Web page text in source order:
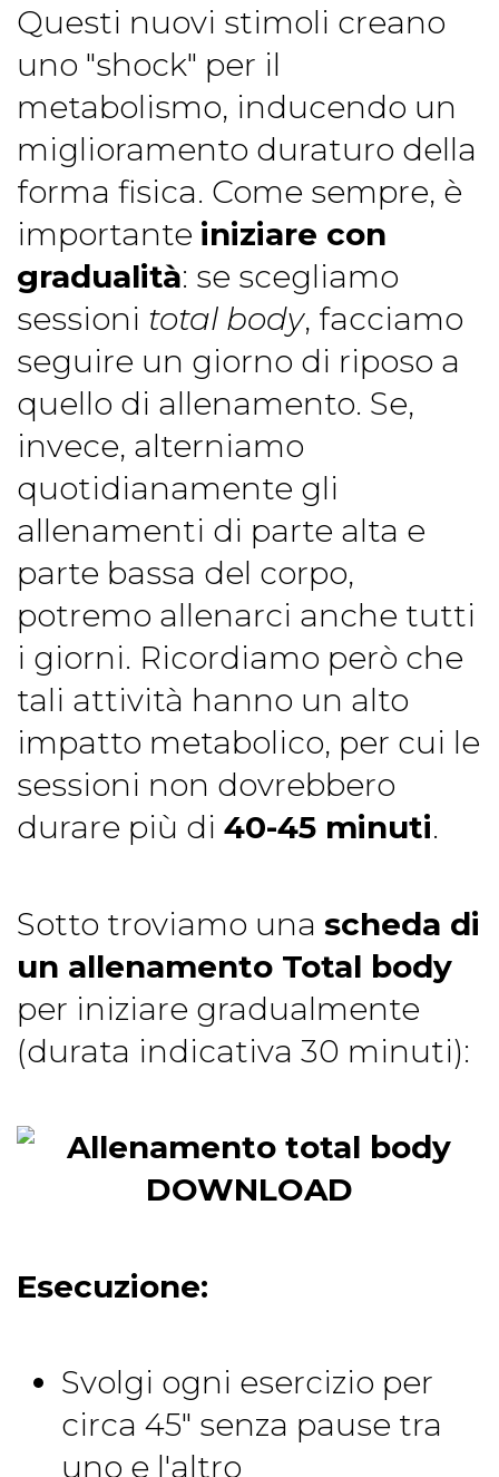
Questi nuovi stimoli creano
uno "shock" per il
metabolismo, inducendo un
miglioramento duraturo della
forma fisica. Come sempre, è
importante iniziare con
gradualità: se scegliamo
sessioni total body, facciamo
seguire un giorno di riposo a
quello di allenamento. Se,
invece, alterniamo
quotidianamente gli
allenamenti di parte alta e
parte bassa del corpo,
potremo allenarci anche tutti
i giorni. Ricordiamo però che
tali attività hanno un alto
impatto metabolico, per cui le
sessioni non dovrebbero
durare più di 40-45 minuti.
Sotto troviamo una scheda di
un allenamento Total body
per iniziare gradualmente
(durata indicativa 30 minuti):
DOWNLOAD
Esecuzione:
Svolgi ogni esercizio per
circa 45" senza pause tra
uno e l'altro